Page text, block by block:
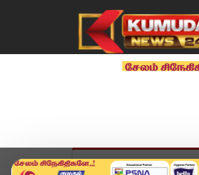
முகப்பு விளையாட்டு